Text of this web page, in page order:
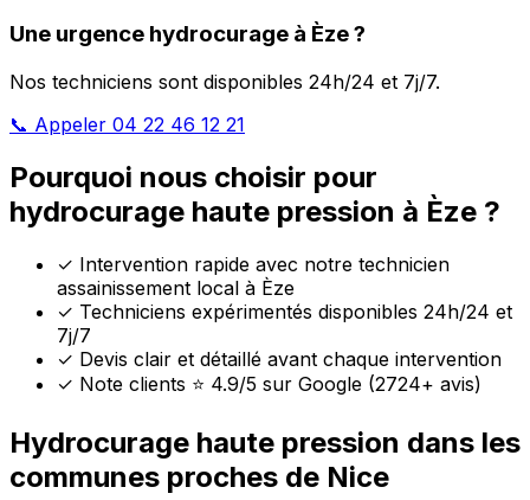
Une urgence hydrocurage à Èze ?
Nos techniciens sont disponibles 24h/24 et 7j/7.
📞 Appeler 04 22 46 12 21
Pourquoi nous choisir pour
hydrocurage haute pression à Èze ?
✓ Intervention rapide avec notre technicien
assainissement local à Èze
✓ Techniciens expérimentés disponibles 24h/24 et
7j/7
✓ Devis clair et détaillé avant chaque intervention
✓ Note clients ⭐ 4.9/5 sur Google (2724+ avis)
Hydrocurage haute pression dans les
communes proches de Nice